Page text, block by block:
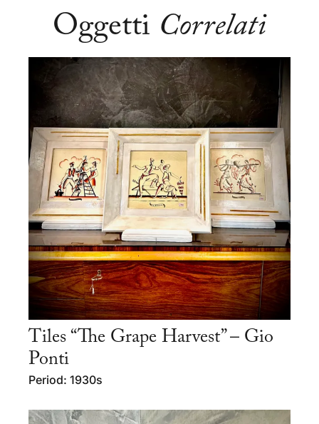
Oggetti Correlati
Tiles “The Grape Harvest” – Gio
Ponti
Period: 1930s